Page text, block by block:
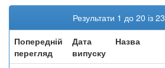
Результати 1 до 20 із 23
Попередній
перегляд
Дата
випуску
Назва